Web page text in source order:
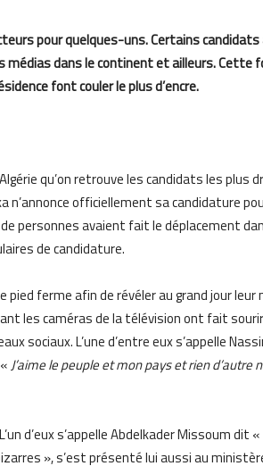
pour quelques-uns. Certains candidats
dans le continent et ailleurs. Cette
font couler le plus d’encre.
qu’on retrouve les candidats les plus
n’annonce officiellement sa candidature
personnes avaient fait le déplacement
de candidature.
ferme afin de révéler au grand jour leur
les caméras de la télévision ont fait
sociaux. L’une d’entre eux s’appelle
J’aime le peuple et mon pays et rien d’autre
d’eux s’appelle Abdelkader Missoum dit «
», s’est présenté lui aussi au